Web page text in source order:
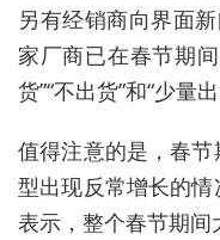
另有经销商向界面
家厂商已在春节期
货”“不出货”和“少量
值得注意的是，春
型出现反常增长的
表示，整个春节期间